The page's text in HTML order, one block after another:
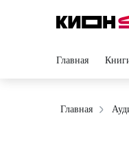
Главная
Главная